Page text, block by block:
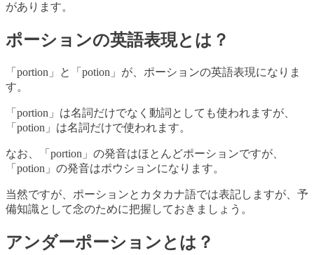
があります。
ポーションの英語表現とは？
「portion」と「potion」が、ポーションの英語表現になりま
す。
「portion」は名詞だけでなく動詞としても使われますが、
「potion」は名詞だけで使われます。
なお、「portion」の発音はほとんどポーションですが、
「potion」の発音はポウションになります。
当然ですが、ポーションとカタカナ語では表記しますが、予
備知識として念のために把握しておきましょう。
アンダーポーションとは？